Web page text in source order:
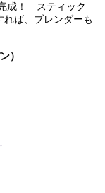
成！ スティック
ば、ブレンダーも
）